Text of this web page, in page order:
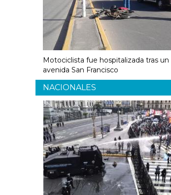
Motociclista fue hospitalizada tras
avenida San Francisco
NACIONALES